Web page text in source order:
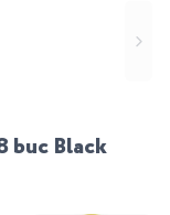
buc Black